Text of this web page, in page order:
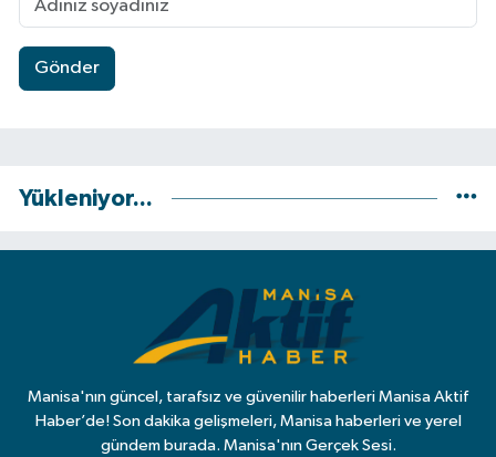
Gönder
Yükleniyor...
Manisa'nın güncel, tarafsız ve güvenilir haberleri Manisa Aktif
Haber’de! Son dakika gelişmeleri, Manisa haberleri ve yerel
gündem burada. Manisa'nın Gerçek Sesi.